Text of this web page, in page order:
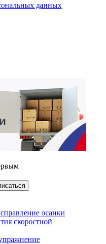
данных
осанки
скоростной